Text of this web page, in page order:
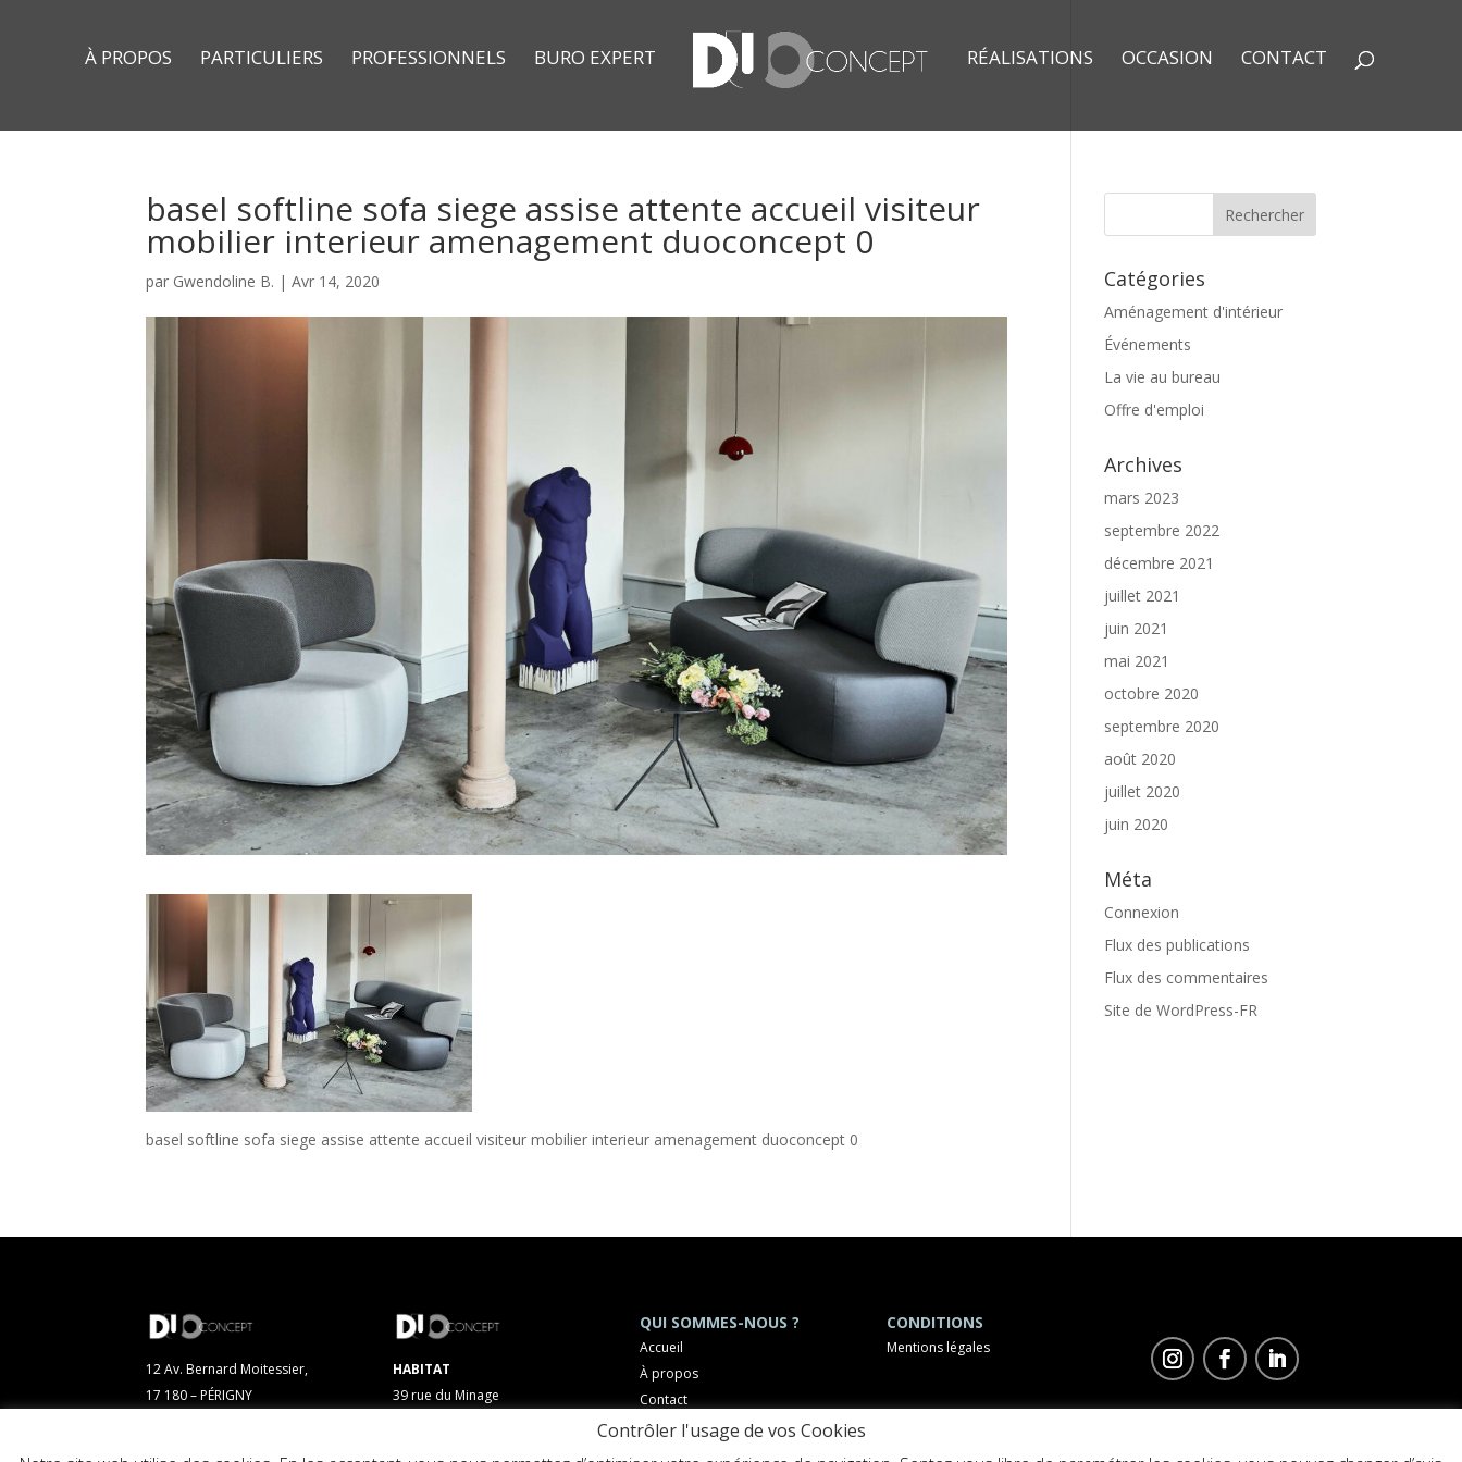
À PROPOS PARTICULIERS PROFESSIONNELS BURO EXPERT RÉALISATIONS OCCASION CONTACT
basel softline sofa siege assise attente accueil visiteur
mobilier interieur amenagement duoconcept 0
par Gwendoline B. |Avr 14, 2020
basel softline sofa siege assise attente accueil visiteur mobilier interieur amenagement duoconcept 0
Catégories
Aménagement d'intérieur
Événements
La vie au bureau
Offre d'emploi
Archives
mars 2023
septembre 2022
décembre 2021
juillet 2021
juin 2021
mai 2021
octobre 2020
septembre 2020
août 2020
juillet 2020
juin 2020
Méta
Connexion
Flux des publications
Flux des commentaires
Site de WordPress-FR
12 Av. Bernard Moitessier,
17 180 – PÉRIGNY
HABITAT
39 rue du Minage
QUI SOMMES-NOUS ?
Accueil
À propos
Contact
CONDITIONS
Mentions légales
Contrôler l'usage de vos Cookies